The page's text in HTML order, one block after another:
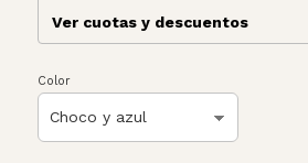
Ver cuotas y descuentos
Color